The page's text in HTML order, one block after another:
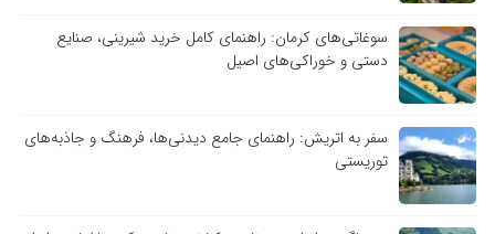
سوغاتی‌های کرمان: راهنمای کامل خرید شیرینی، صنایع
دستی و خوراکی‌های اصیل
سفر به اتریش: راهنمای جامع دیدنی‌ها، فرهنگ و جاذبه‌های
توریستی